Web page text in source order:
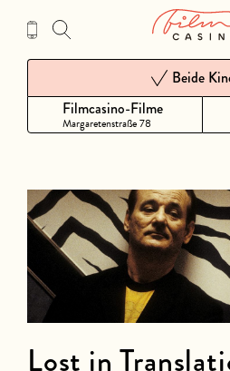
Inhalt
Filmcasino-Filme
Margaretenstraße 78
Beide
Lost in